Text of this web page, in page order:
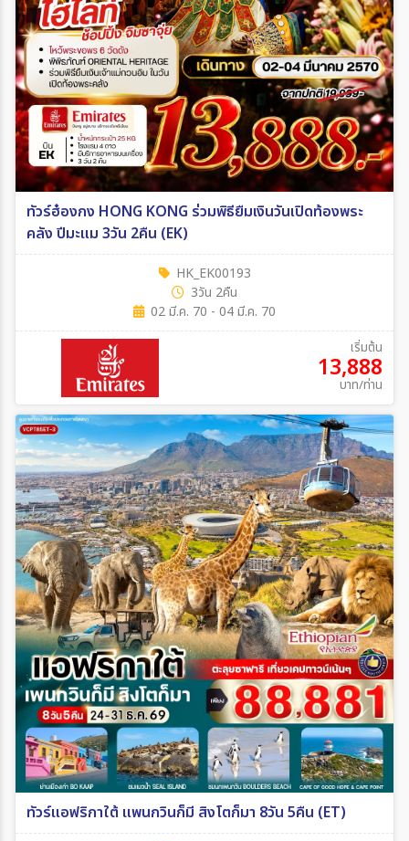
ทัวร์ฮ๋องกง HONG KONG ร่วมพิธียืมเงินวันเปิดท้องพระ
คลัง ปีมะแม 3วัน 2คืน (EK)
HK_EK00193
3วัน 2คืน
02 มี.ค. 70 - 04 มี.ค. 70
เริ่มต้น
13,888
บาท/ท่าน
ทัวร์แอฟริกาใต้ แพนกวินก็มี สิงโตก็มา 8วัน 5คืน (ET)